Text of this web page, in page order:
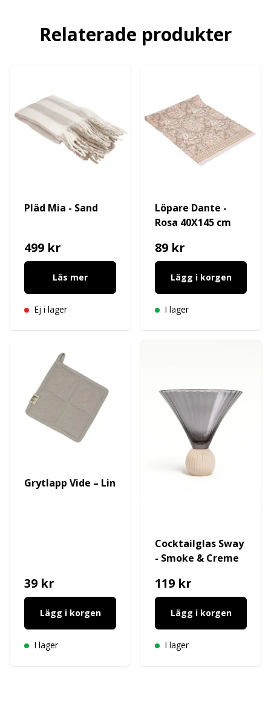
Relaterade produkter
Pläd Mia - Sand
499 kr
Läs mer
Ej i lager
Löpare Dante -
Rosa 40X145 cm
89 kr
Lägg i korgen
I lager
Grytlapp Vide – Lin
39 kr
Lägg i korgen
I lager
Cocktailglas Sway
- Smoke & Creme
119 kr
Lägg i korgen
I lager